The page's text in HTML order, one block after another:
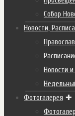
Собор
Новости,
Новости
Фотогалерея